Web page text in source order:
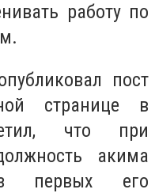
работу по
пост
странице в
что при
акима
первых его